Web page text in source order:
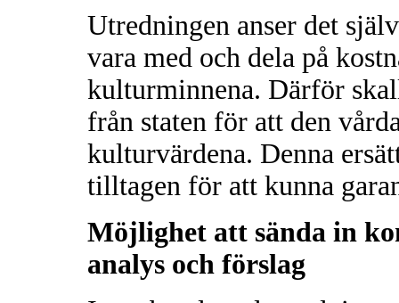
Utredningen anser det
vara med och dela på
kulturminnena. Därför
från staten för att den
kulturvärdena. Denna
tilltagen för att kunna
Möjlighet att sända in
analys och förslag